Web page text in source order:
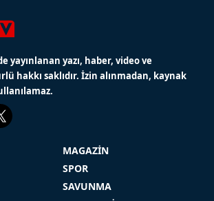
yayınlanan yazı, haber, video ve
hakkı saklıdır. İzin alınmadan, kaynak
MAGAZİN
SPOR
SAVUNMA